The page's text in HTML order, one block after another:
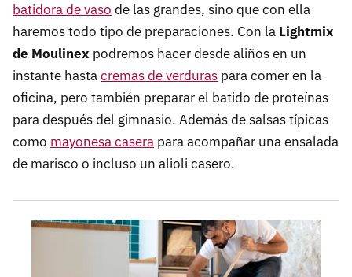
batidora de vaso de las grandes, sino que con ella
haremos todo tipo de preparaciones. Con la Lightmix
de Moulinex podremos hacer desde aliños en un
instante hastacremas de verduras para comer en la
oficina, pero también preparar el batido de proteínas
para después del gimnasio. Además de salsas típicas
como mayonesa casera para acompañar una ensalada
de marisco o incluso un alioli casero.